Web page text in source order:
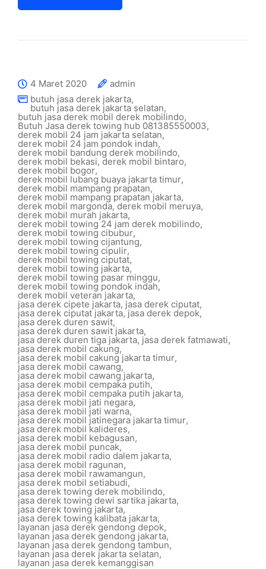
4 Maret 2020
admin
butuh jasa derek jakarta,
butuh jasa derek jakarta selatan,
butuh jasa derek mobil derek mobilindo,
Butuh Jasa derek towing hub 081385550003,
derek mobil 24 jam jakarta selatan,
derek mobil 24 jam pondok indah,
derek mobil bandung derek mobilindo,
derek mobil bekasi, derek mobil bintaro,
derek mobil bogor,
derek mobil lubang buaya jakarta timur,
derek mobil mampang prapatan,
derek mobil mampang prapatan jakarta,
derek mobil margonda,derek mobil meruya,
derek mobil murah jakarta,
derek mobil towing 24 jam derek mobilindo,
derek mobil towing cibubur,
derek mobil towing cijantung,
derek mobil towing cipulir,
derek mobil towing ciputat,
derek mobil towing jakarta,
derek mobil towing pasar minggu,
derek mobil towing pondok indah,
derek mobil veteran jakarta,
jasa derek cipete jakarta, jasa derek ciputat,
jasa derek ciputat jakarta,jasa derek depok,
jasa derek duren sawit,
jasa derek duren sawit jakarta,
jasa derek duren tiga jakarta, jasa derek fatmawati,
jasa derek mobil cakung,
jasa derek mobil cakung jakarta timur,
jasa derek mobil cawang,
jasa derek mobil cawang jakarta,
jasa derek mobil cempaka putih,
jasa derek mobil cempaka putih jakarta,
jasa derek mobil jati negara,
jasa derek mobil jati warna,
jasa derek mobil jatinegara jakarta timur,
jasa derek mobil kalideres,
jasa derek mobil kebagusan,
jasa derek mobil puncak,
jasa derek mobil radio dalem jakarta,
jasa derek mobil ragunan,
jasa derek mobil rawamangun,
jasa derek mobil setiabudi,
jasa derek towing derek mobilindo,
jasa derek towing dewi sartika jakarta,
jasa derek towing jakarta,
jasa derek towing kalibata jakarta,
layanan jasa derek gendong depok,
layanan jasa derek gendong jakarta,
layanan jasa derek gendong tambun,
layanan jasa derek jakarta selatan,
layanan jasa derek kemanggisan